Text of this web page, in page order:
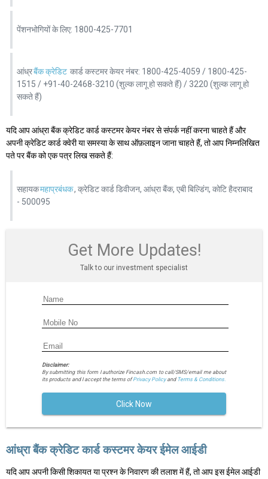
पेंशनभोगियों के लिए: 1800-425-7701
आंध्रबैंक क्रेडिट कार्ड कस्टमर केयर नंबर: 1800-425-4059 / 1800-425-
1515 / +91-40-2468-3210 (शुल्क लागू हो सकते हैं) / 3220 (शुल्क लागू हो
सकते हैं)
यदि आप आंध्रा बैंक क्रेडिट कार्ड कस्टमर केयर नंबर से संपर्क नहीं करना चाहते हैं और
अपनी क्रेडिट कार्ड क्वेरी या समस्या के साथ ऑफ़लाइन जाना चाहते हैं, तो आप निम्नलिखित
पते पर बैंक को एक पत्र लिख सकते हैं:
सहायकमहाप्रबंधक, क्रेडिट कार्ड डिवीजन, आंध्रा बैंक, एबी बिल्डिंग, कोटि हैदराबाद
- 500095
Get More Updates!
Talk to our investment specialist
Disclaimer:
By submitting this form I authorize Fincash.com to call/SMS/email me about
its products and I accept the terms ofPrivacy Policyand Terms & Conditions.
Click Now
आंध्रा बैंक क्रेडिट कार्ड कस्टमर केयर ईमेल आईडी
यदि आप अपनी किसी शिकायत या प्रश्न के निवारण की तलाश में हैं, तो आप इस ईमेल आईडी